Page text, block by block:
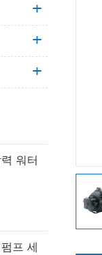
워터
프 세